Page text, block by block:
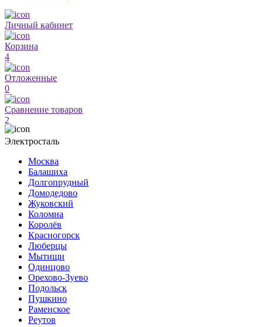
Личный кабинет
Корзина
4
Отложенные
0
Сравнение товаров
2
Электросталь
Москва
Балашиха
Долгопрудный
Домодедово
Жуковский
Коломна
Королёв
Красногорск
Люберцы
Мытищи
Одинцово
Орехово-Зуево
Подольск
Пушкино
Раменское
Реутов